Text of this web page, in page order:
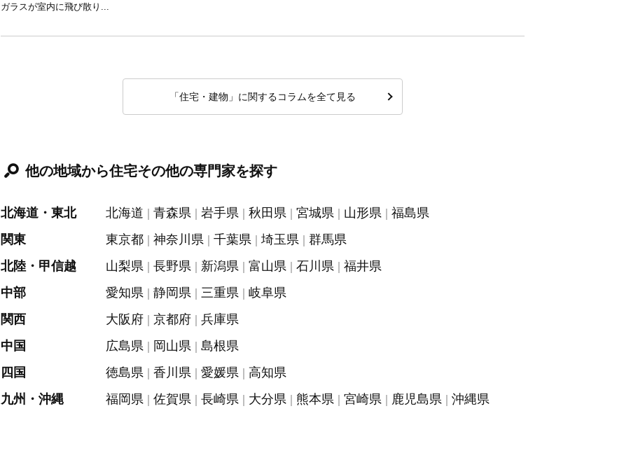
ガラスが室内に飛び散り...
「住宅・建物」に関するコラムを全て見る
他の地域から住宅その他の専門家を探す
北海道・東北 北海道 青森県 岩手県 秋田県 宮城県 山形県
福島県
関東
東京都 神奈川県 千葉県 埼玉県
群馬県
北陸・甲信越
山梨県 長野県 新潟県 富山県 石川県
福井県
中部
愛知県 静岡県 三重県
岐阜県
関西
大阪府 京都府
兵庫県
中国
広島県 岡山県
島根県
四国
徳島県 香川県 愛媛県
高知県
九州・沖縄
福岡県 佐賀県 長崎県 大分県 熊本県 宮崎県 鹿児島県 沖縄県